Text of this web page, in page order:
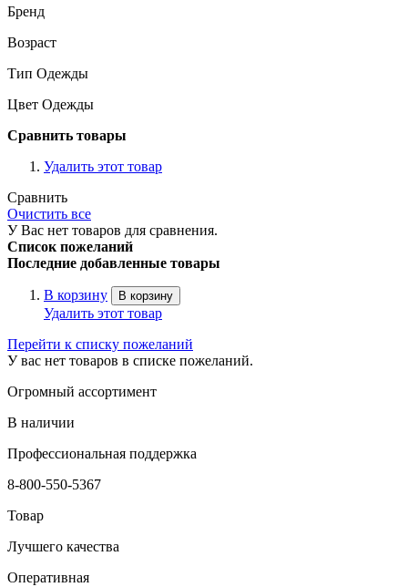
Бренд
Возраст
Тип Одежды
Цвет Одежды
Сравнить товары
Удалить этот товар
Сравнить
Очистить все
У Вас нет товаров для сравнения.
Список пожеланий
Последние добавленные товары
В корзину В корзину
Удалить этот товар
Перейти к списку пожеланий
У вас нет товаров в списке пожеланий.
Огромный ассортимент
В наличии
Профессиональная поддержка
8-800-550-5367
Товар
Лучшего качества
Оперативная